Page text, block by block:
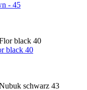
- 45
black 40